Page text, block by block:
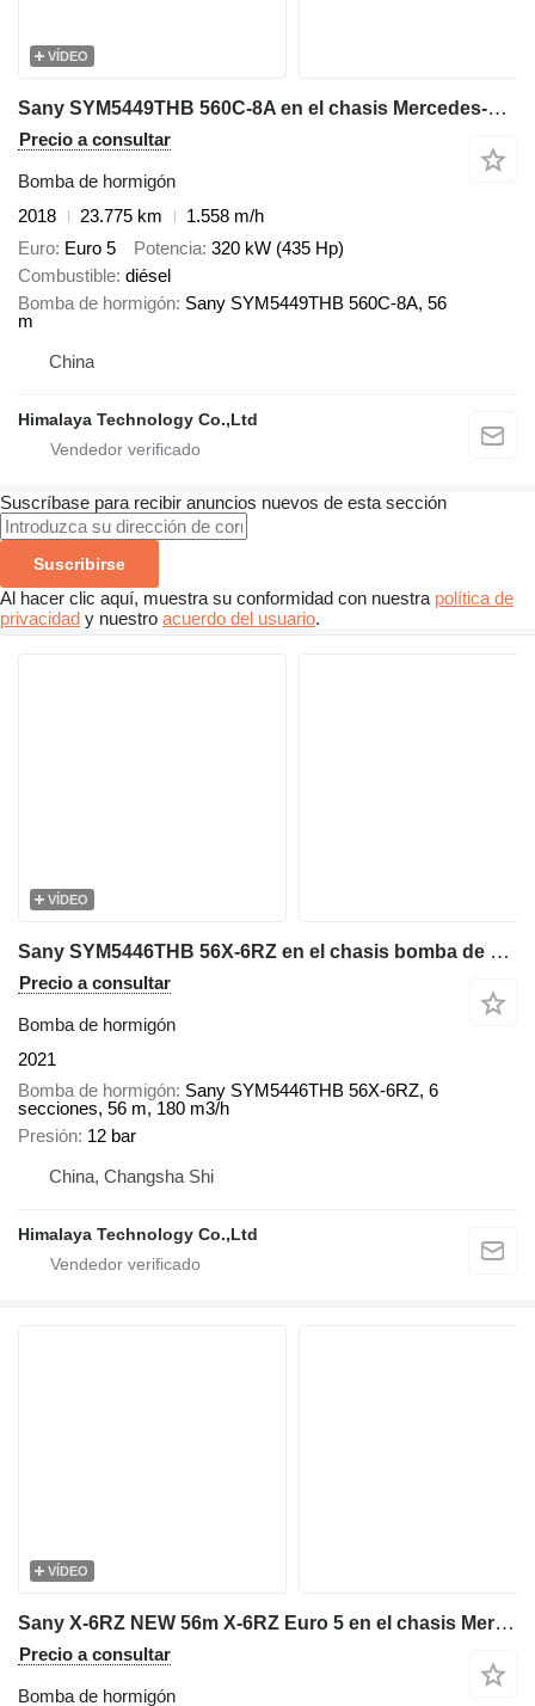
VÍDEO
Sany SYM5449THB 560C-8A en el chasis Mercedes-Benz Actros 4144E5
Precio a consultar
Bomba de hormigón
2018
23.775 km
1.558 m/h
Euro Euro 5 Potencia 320 kW (435 Hp)
Combustible diésel
Bomba de hormigón Sany SYM5449THB 560C-8A, 56
m
China
Himalaya Technology Co.,Ltd
Suscríbase para recibir anuncios nuevos de esta sección
Suscribirse
Al hacer clic aquí, muestra su conformidad con nuestra política de
privacidad y nuestro acuerdo del usuario.
VÍDEO
Sany SYM5446THB 56X-6RZ en el chasis bomba de hormigón
Precio a consultar
Bomba de hormigón
2021
Bomba de hormigón Sany SYM5446THB 56X-6RZ, 6
secciones, 56 m, 180 m3/h
Presión 12 bar
China, Changsha Shi
Himalaya Technology Co.,Ltd
VÍDEO
Sany X-6RZ NEW 56m X-6RZ Euro 5 en el chasis Mercedes-Benz Arocs 4143
Precio a consultar
Bomba de hormigón